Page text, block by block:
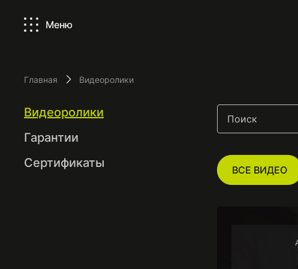
Меню
Главная Видеоролики
Видеоролики
Гарантии
Сeртификаты
ВСЕ ВИДЕО